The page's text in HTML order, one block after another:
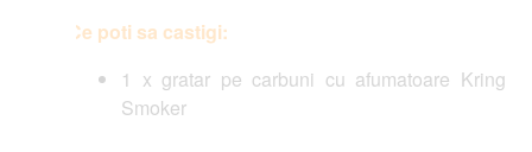
poti sa castigi:
1 x gratar pe carbuni cu afumatoare Kring